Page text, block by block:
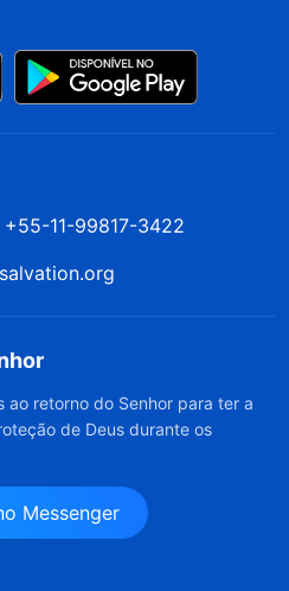
+55-11-99817-3422
retorno do Senhor para ter a
de Deus durante os
Messenger